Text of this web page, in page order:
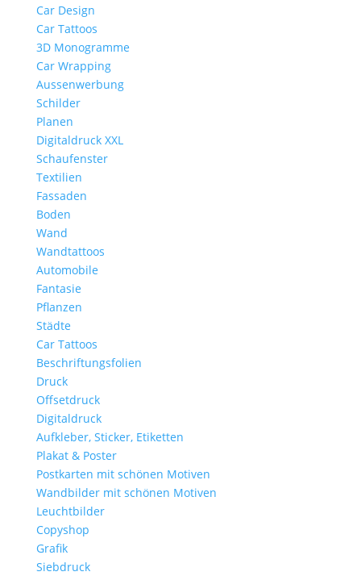
Car Design
Car Tattoos
3D Monogramme
Car Wrapping
Aussenwerbung
Schilder
Planen
Digitaldruck XXL
Schaufenster
Textilien
Fassaden
Boden
Wand
Wandtattoos
Automobile
Fantasie
Pflanzen
Städte
Car Tattoos
Beschriftungsfolien
Druck
Offsetdruck
Digitaldruck
Aufkleber, Sticker, Etiketten
Plakat & Poster
Postkarten mit schönen Motiven
Wandbilder mit schönen Motiven
Leuchtbilder
Copyshop
Grafik
Siebdruck